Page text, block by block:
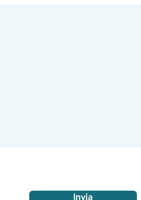
Invia